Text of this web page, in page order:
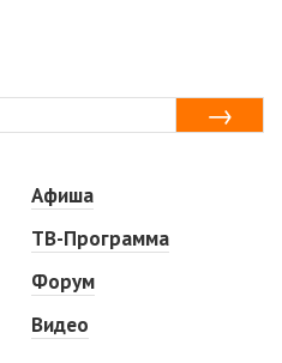
Афиша
ТВ-Программа
Форум
Видео